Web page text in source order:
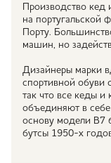
Производство кед
на португальской
Порту.
машин, но
Дизайнеры марки
спортивной обуви
так что все кеды и
объединяют в себе
основу модели B7
бутсы 1950-х